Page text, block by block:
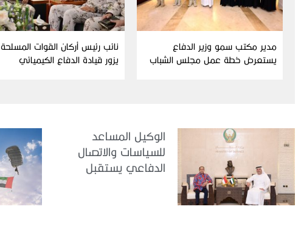
مدير مكتب سمو وزير الدفاع
يستعرض خطة عمل مجلس الشباب
نائب رئيس أركان القوات المسلحة
يزور قيادة الدفاع الكيميائي
الوكيل المساعد
للسياسات والاتصال
الدفاعي يستقبل